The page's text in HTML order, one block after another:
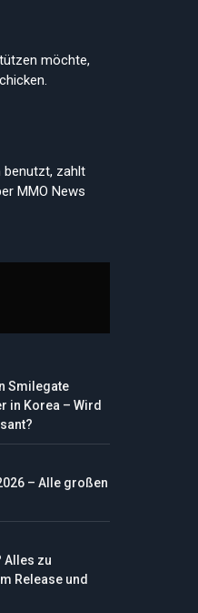
möchte,
benutzt, zahlt
MMO News
Smilegate
in Korea – Wird
– Alle großen
Alles zu
Release und